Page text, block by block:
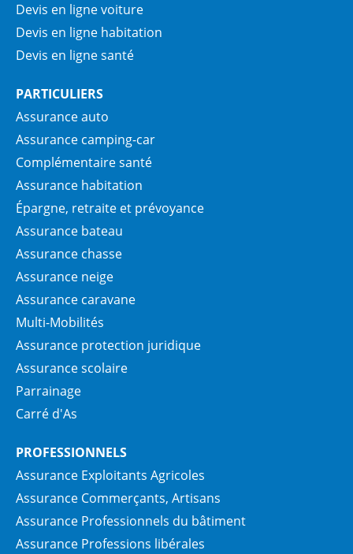
Devis en ligne voiture
Devis en ligne habitation
Devis en ligne santé
PARTICULIERS
Assurance auto
Assurance camping-car
Complémentaire santé
Assurance habitation
Épargne, retraite et prévoyance
Assurance bateau
Assurance chasse
Assurance neige
Assurance caravane
Multi-Mobilités
Assurance protection juridique
Assurance scolaire
Parrainage
Carré d'As
PROFESSIONNELS
Assurance Exploitants Agricoles
Assurance Commerçants, Artisans
Assurance Professionnels du bâtiment
Assurance Professions libérales